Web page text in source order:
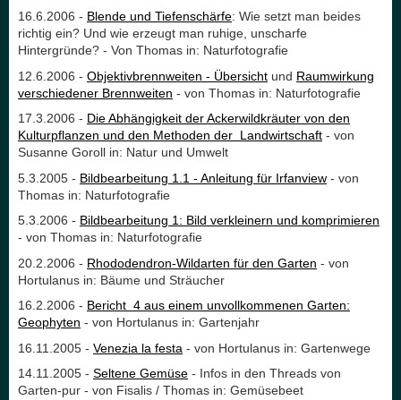
16.6.2006 - Blende und Tiefenschärfe: Wie setzt man beides
richtig ein? Und wie erzeugt man ruhige, unscharfe
Hintergründe? - Von Thomas in: Naturfotografie
12.6.2006 - Objektivbrennweiten - Übersicht und Raumwirkung
verschiedener Brennweiten - von Thomas in: Naturfotografie
17.3.2006 - Die Abhängigkeit der Ackerwildkräuter von den
Kulturpflanzen und den Methoden der Landwirtschaft - von
Susanne Goroll in: Natur und Umwelt
5.3.2005 - Bildbearbeitung 1.1 - Anleitung für Irfanview - von
Thomas in: Naturfotografie
5.3.2006 - Bildbearbeitung 1: Bild verkleinern und komprimieren
- von Thomas in: Naturfotografie
20.2.2006 - Rhododendron-Wildarten für den Garten - von
Hortulanus in: Bäume und Sträucher
16.2.2006 - Bericht 4 aus einem unvollkommenen Garten:
Geophyten - von Hortulanus in: Gartenjahr
16.11.2005 - Venezia la festa - von Hortulanus in: Gartenwege
14.11.2005 - Seltene Gemüse - Infos in den Threads von
Garten-pur - von Fisalis / Thomas in: Gemüsebeet